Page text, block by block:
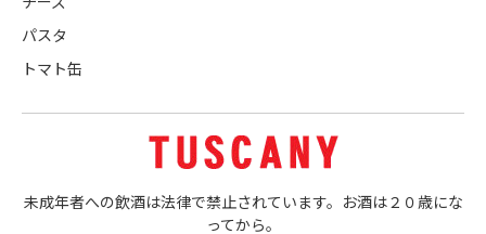
パスタ
トマト缶
未成年者への飲酒は法律で禁止されています。お酒は２０歳にな
ってから。